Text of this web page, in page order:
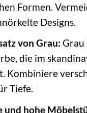
Formen.
Designs.
von Grau: Grau
die im
Kombiniere
Tiefe.
und hohe